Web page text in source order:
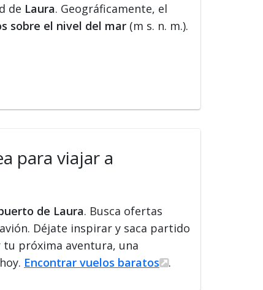
de Laura. Geográficamente, el
sobre el nivel del mar (m s. n. m.).
para viajar a
de Laura. Busca ofertas
Déjate inspirar y saca partido
tu próxima aventura, una
Encontrar vuelos baratos .